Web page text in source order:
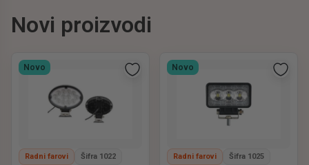
Novi proizvodi
Novo
Radni farovi Šifra 1022
Novo
Radni farovi Šifra 1025